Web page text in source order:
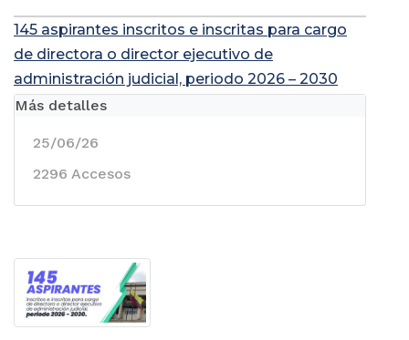
145 aspirantes inscritos e inscritas para cargo
de directora o director ejecutivo de
administración judicial, periodo 2026 – 2030
Más detalles
25/06/26
2296 Accesos